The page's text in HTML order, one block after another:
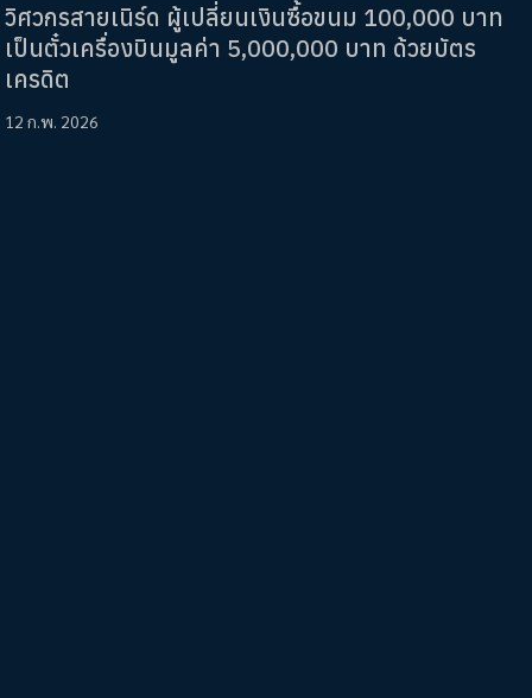
วิศวกรสายเนิร์ด ผู้เปลี่ยนเงินซื้อขนม 100,000 บาท
เป็นตั๋วเครื่องบินมูลค่า 5,000,000 บาท ด้วยบัตร
เครดิต
12 ก.พ. 2026